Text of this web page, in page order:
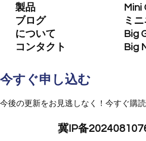
製品
ブログ
について
コンタクト
Mini
ミ
Big
Big
今すぐ申し込む
今後の更新をお見逃しなく！今すぐ購
冀IP备